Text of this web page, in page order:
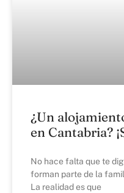
¿Un
en Cantabria?
No hace falta que te
forman parte de la
La realidad es que